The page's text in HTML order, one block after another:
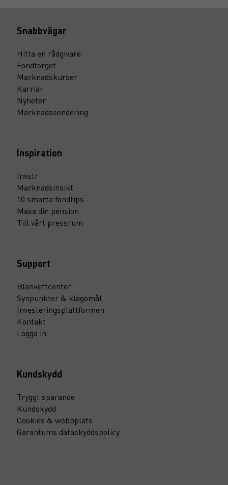
Snabbvägar
Hitta en rådgivare
Fondtorget
Marknadskurser
Karriär
Nyheter
Marknadssondering
Inspiration
Invstr
Marknadsinsikt
10 smarta fondtips
Maxa din pension
Till vårt pressrum
Support
Blankettcenter
Synpunkter & klagomål
Investeringsplattformen
Kontakt
Logga in
Kundskydd
Tryggt sparande
Kundskydd
Cookies & webbplats
Garantums dataskyddspolicy